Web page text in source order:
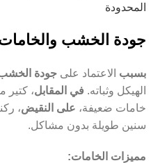
المحدودة
جودة الخشب والخامات
بسبب الاعتماد على جودة
الهيكل وثباته. في المقابل، كتير
خامات ضعيفة، على النقيض،
سنين طويلة بدون مشاكل.
مميزات الخامات: